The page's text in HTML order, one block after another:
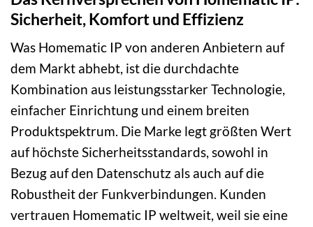
Sicherheit, Komfort und Effizienz
Was Homematic IP von anderen Anbietern auf
dem Markt abhebt, ist die durchdachte
Kombination aus leistungsstarker Technologie,
einfacher Einrichtung und einem breiten
Produktspektrum. Die Marke legt größten Wert
auf höchste Sicherheitsstandards, sowohl in
Bezug auf den Datenschutz als auch auf die
Robustheit der Funkverbindungen. Kunden
vertrauen Homematic IP weltweit, weil sie eine